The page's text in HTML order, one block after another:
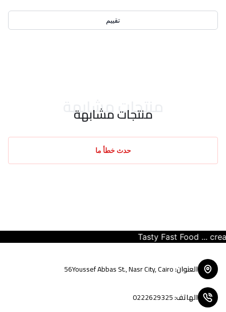
تقييم
منتجات مشابهة
منتجات مشابهة
حدث خطأ ما
Tasty Fast Food ...
العنوان:
56Youssef Abbas St., Nasr City, Cairo
الهاتف:
0222629325